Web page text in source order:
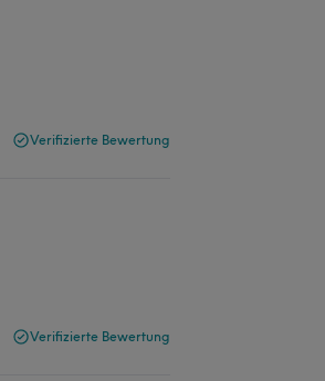
Verifizierte Bewertung
Verifizierte Bewertung